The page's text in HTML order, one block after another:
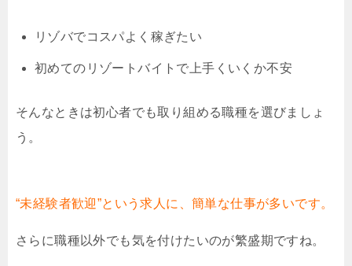
リゾバでコスパよく稼ぎたい
初めてのリゾートバイトで上手くいくか不安
そんなときは初心者でも取り組める職種を選びましょ
う。
“未経験者歓迎”という求人に、簡単な仕事が多いです。
さらに職種以外でも気を付けたいのが繁盛期ですね。